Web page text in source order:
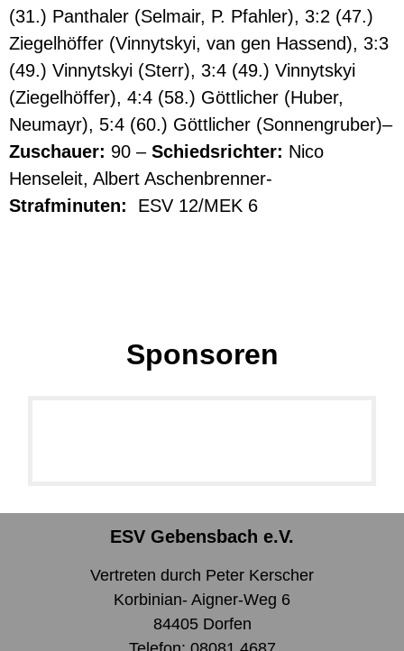
(31.) Panthaler (Selmair, P. Pfahler), 3:2 (47.)
Ziegelhöffer (Vinnytskyi, van gen Hassend), 3:3
(49.) Vinnytskyi (Sterr), 3:4 (49.) Vinnytskyi
(Ziegelhöffer), 4:4 (58.) Göttlicher (Huber,
Neumayr), 5:4 (60.) Göttlicher (Sonnengruber)–
Zuschauer: 90 – Schiedsrichter: Nico
Henseleit, Albert Aschenbrenner-
Strafminuten: ESV 12/MEK 6
Sponsoren
ESV Gebensbach e.V.
Vertreten durch Peter Kerscher
Korbinian- Aigner-Weg 6
84405 Dorfen